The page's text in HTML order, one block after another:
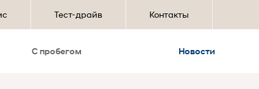
Тест-драйв Контакты
С пробегом Новости